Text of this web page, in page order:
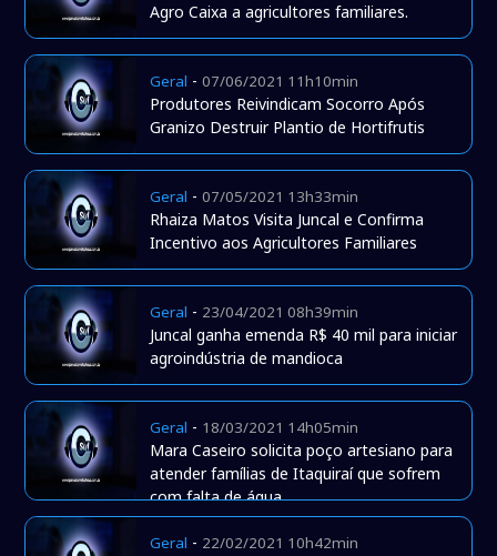
Agro Caixa a agricultores familiares.
Geral -07/06/2021 11h10min
Produtores Reivindicam Socorro Após
Granizo Destruir Plantio de Hortifrutis
Geral -07/05/2021 13h33min
Rhaiza Matos Visita Juncal e Confirma
Incentivo aos Agricultores Familiares
Geral - 23/04/2021 08h39min
Juncal ganha emenda R$ 40 mil para iniciar
agroindústria de mandioca
Geral - 18/03/2021 14h05min
Mara Caseiro solicita poço artesiano para
atender famílias de Itaquiraí que sofrem
com falta de água
Geral - 22/02/2021 10h42min